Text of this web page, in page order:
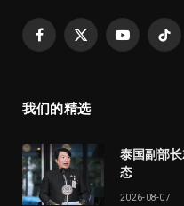
Facebook
X
YouTube
我们的精选
泰国副部
态
2026-08-07